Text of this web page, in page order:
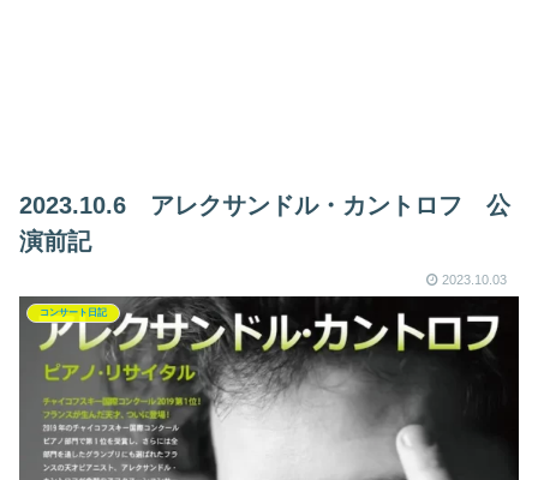
2023.10.6 アレクサンドル・カントロフ 公
演前記
2023.10.03
コンサート日記